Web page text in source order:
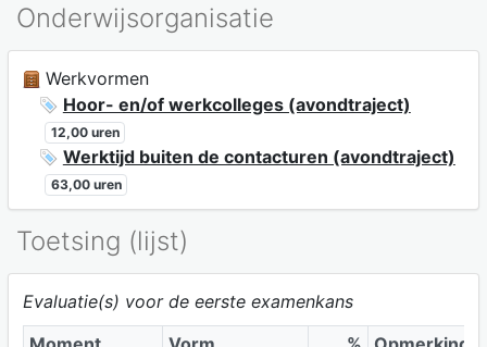
Onderwijsorganisatie
Werkvormen
Hoor- en/of werkcolleges (avondtraject)
12,00 uren
Werktijd buiten de contacturen (avondtraject)
63,00 uren
Toetsing (lijst)
Evaluatie(s) voor de eerste examenkans